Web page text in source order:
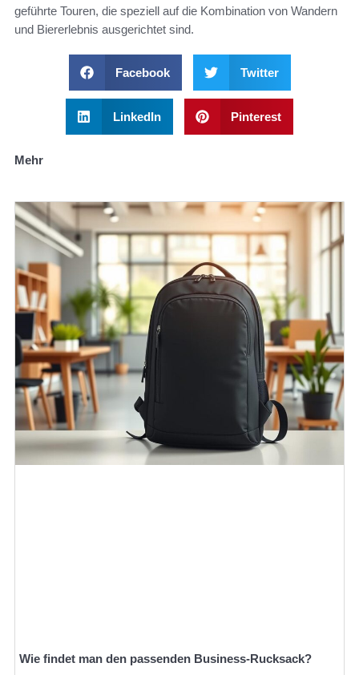
geführte Touren, die speziell auf die Kombination von Wandern
und Biererlebnis ausgerichtet sind.
Facebook Twitter
LinkedIn Pinterest
Mehr
Wie findet man den passenden Business-Rucksack?